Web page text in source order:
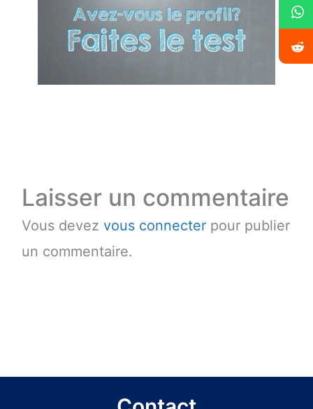
Laisser un commentaire
Vous devez vous connecterpour publier
un commentaire.